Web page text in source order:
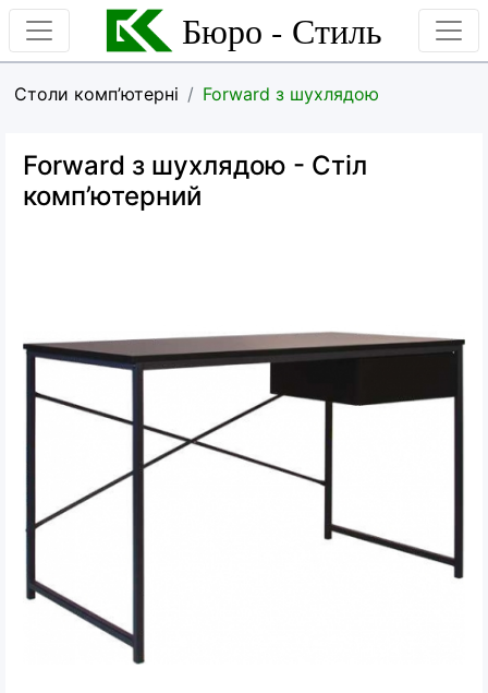
Бюро - Стиль
Столи комп’ютерні Forward з шухлядою
Forward з шухлядою - Стіл
комп’ютерний